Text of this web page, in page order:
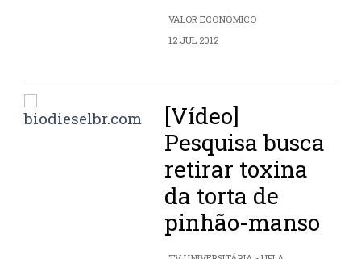
VALOR ECONÔMICO
12 JUL 2012
[Vídeo]
Pesquisa busca
retirar toxina
da torta de
pinhão-manso